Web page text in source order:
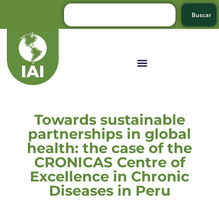
Buscar
Towards sustainable
partnerships in global
health: the case of the
CRONICAS Centre of
Excellence in Chronic
Diseases in Peru